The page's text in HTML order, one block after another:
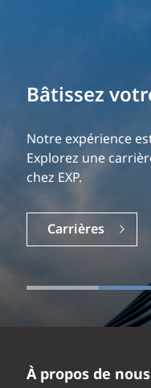
Bâtissez
Notre expérience
Explorez une
chez EXP.
Carrières
À propos de nous